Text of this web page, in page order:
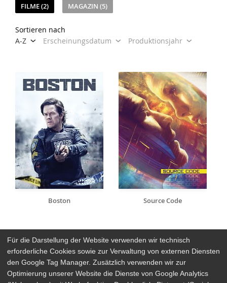
FILME (2) MAGAZIN (5)
Sortieren nach
A-Z
Erscheinungsdatum Produktionsjahr
Boston Source Code
Arthaus Stores
Für die Darstellung der Website verwenden wir technisch
erforderliche Cookies sowie zur Verwaltung von externen Diensten
den Google Tag Manager. Zusätzlich verwenden wir zur
Optimierung unserer Website die Dienste von Google Analytics